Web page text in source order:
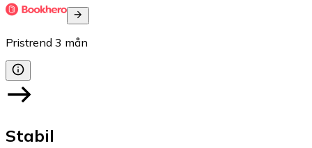
Pristrend 3 mån
Stabil